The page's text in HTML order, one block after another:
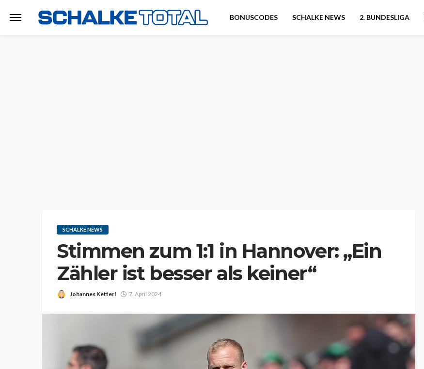
BONUSCODES SCHALKE NEWS 2. BUNDESLIGA
SCHALKE NEWS
Stimmen zum 1:1 in Hannover: „Ein
Zähler ist besser als keiner“
Johannes Ketterl 7. April 2024